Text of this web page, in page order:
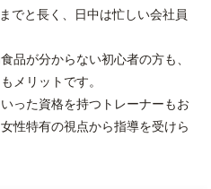
でと長く、日中は忙しい会社員
品が分からない初心者の方も、
メリットです。
った資格を持つトレーナーもお
性特有の視点から指導を受けら